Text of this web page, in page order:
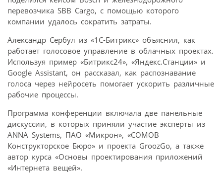
перевозчика SBB Cargo, с помощью которого
компании удалось сократить затраты.
Александр Сербул из «1С-Битрикс» объяснил, как
работает голосовое управление в облачных проектах.
Используя пример «Битрикс24», «Яндекс.Станции» и
Google Assistant, он рассказал, как распознавание
голоса через нейросеть помогает ускорить различные
рабочие процессы.
Программа конференции включала две панельные
дискуссии, в которых приняли участие эксперты из
ANNA Systems, ПАО «Микрон», «СОМОВ
Конструкторское Бюро» и проекта GroozGo, а также
автор курса «Основы проектирования приложений
«Интернета вещей».